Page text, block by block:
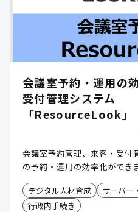
会議室予約・運用の
受付管理システム
「ResourceLook」
会議室予約管理、来客・受付
の予約・運用の効率化ができ
デジタル人材育成
サーバー
行政内手続き